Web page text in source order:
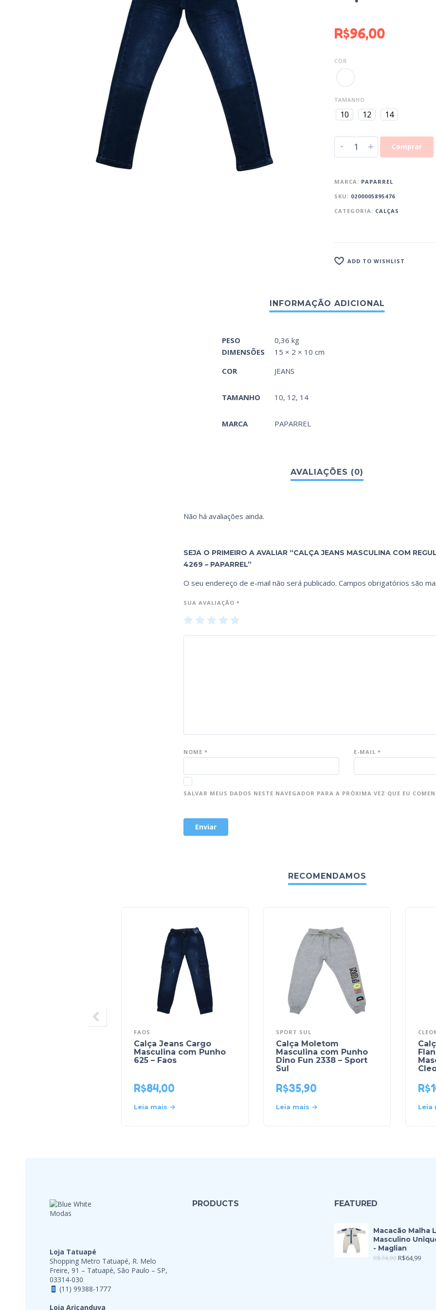
R$96,00
COR
TAMANHO
10 12 14
- + Comprar
MARCA: PAPARREL
SKU: 0200005895476
CATEGORIA: CALÇAS
ADD TO WISHLIST
PESO
0,36 kg
DIMENSÕES
15 × 2 × 10 cm
COR
JEANS
TAMANHO 10, 12, 14
MARCA PAPARREL
Não há avaliações ainda.
SEJA O PRIMEIRO A AVALIAR “CALÇA JEANS MASCULINA COM
4269 – PAPARREL”
O seu endereço de e-mail não será publicado. Campos obrigatórios são
SUA AVALIAÇÃO *
1 2 3 4
NOME * E-MAIL *
SALVAR MEUS DADOS NESTE NAVEGADOR PARA A PRÓXIMA VEZ QUE EU
RECOMENDAMOS
FAOS
Calça Jeans Cargo
Masculina com Punho
625 – Faos
R$84,00
Leia mais
SPORT SUL
Calça Moletom
Masculina com Punho
Dino Fun 2338 – Sport
Sul
R$35,90
Leia mais
R$
Leia
Loja Tatuapé
Shopping Metro Tatuapé, R. Melo
Freire, 91 – Tatuapé, São Paulo – SP,
03314-030
(11) 99388-1777
Loja Aricanduva
PRODUCTS FEATURED
Macacão Malha
Masculino
- Maglian
R$74,90 R$64,99